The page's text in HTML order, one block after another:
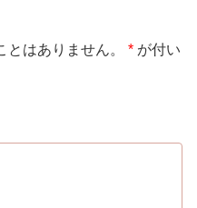
はありません。 * が付い